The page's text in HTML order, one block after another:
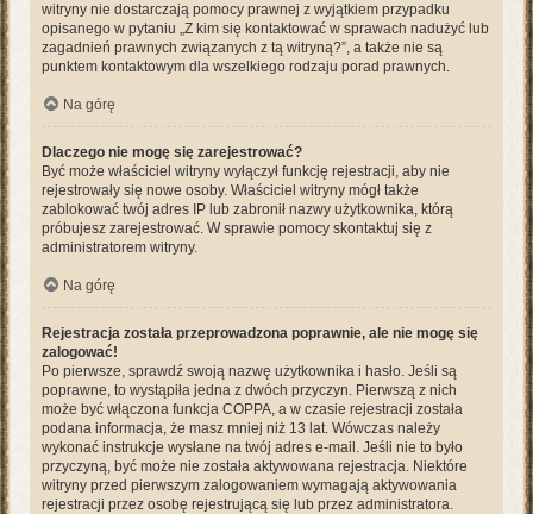
witryny nie dostarczają pomocy prawnej z wyjątkiem przypadku
opisanego w pytaniu „Z kim się kontaktować w sprawach nadużyć lub
zagadnień prawnych związanych z tą witryną?”, a także nie są
punktem kontaktowym dla wszelkiego rodzaju porad prawnych.
Na górę
Dlaczego nie mogę się zarejestrować?
Być może właściciel witryny wyłączył funkcję rejestracji, aby nie
rejestrowały się nowe osoby. Właściciel witryny mógł także
zablokować twój adres IP lub zabronił nazwy użytkownika, którą
próbujesz zarejestrować. W sprawie pomocy skontaktuj się z
administratorem witryny.
Na górę
Rejestracja została przeprowadzona poprawnie, ale nie mogę się
zalogować!
Po pierwsze, sprawdź swoją nazwę użytkownika i hasło. Jeśli są
poprawne, to wystąpiła jedna z dwóch przyczyn. Pierwszą z nich
może być włączona funkcja COPPA, a w czasie rejestracji została
podana informacja, że masz mniej niż 13 lat. Wówczas należy
wykonać instrukcje wysłane na twój adres e-mail. Jeśli nie to było
przyczyną, być może nie została aktywowana rejestracja. Niektóre
witryny przed pierwszym zalogowaniem wymagają aktywowania
rejestracji przez osobę rejestrującą się lub przez administratora.